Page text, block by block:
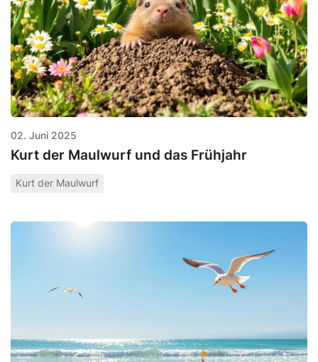
02. Juni 2025
Kurt der Maulwurf und das Frühjahr
Kurt der Maulwurf